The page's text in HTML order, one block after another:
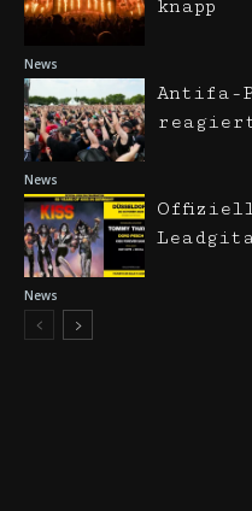
News
knapp
News
Antifa-
News